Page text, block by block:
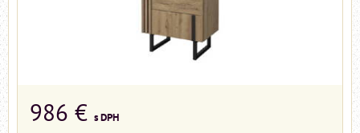
986 € s DPH